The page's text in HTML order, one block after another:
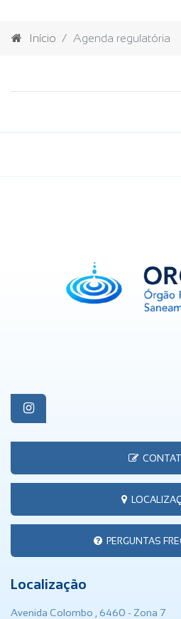
Início Agenda regulatória
PERGUNTAS
Localização
Avenida Colombo , 6460 - Zona 7